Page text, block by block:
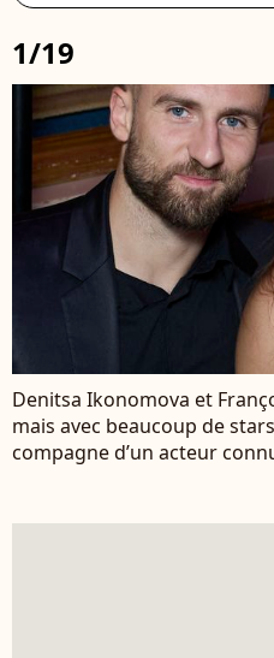
1/19
Denitsa Ikonomova et
mais avec beaucoup de
compagne d’un acteur